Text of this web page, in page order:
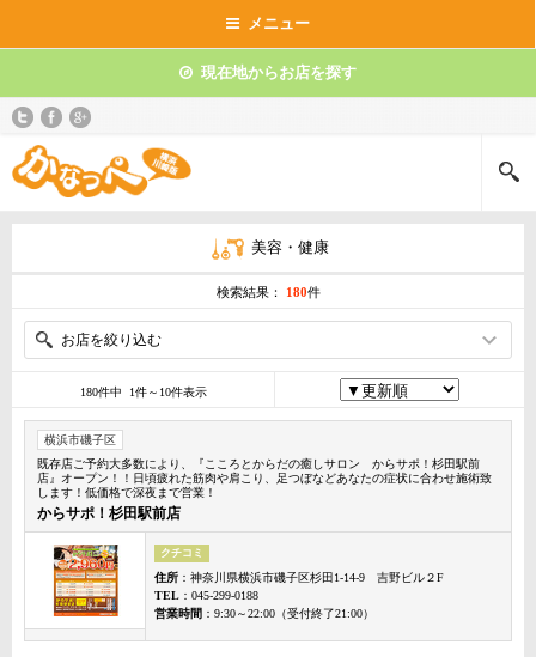
メニュー
現在地からお店を探す
美容・健康
検索結果： 180件
お店を絞り込む
180件中 1件～10件表示
横浜市磯子区
既存店ご予約大多数により、『こころとからだの癒しサロン からサポ！杉田駅前
店』オープン！！日頃疲れた筋肉や肩こり、足つぼなどあなたの症状に合わせ施術致
します！低価格で深夜まで営業！
からサポ！杉田駅前店
クチコミ
住所 ：神奈川県横浜市磯子区杉田1-14-9 吉野ビル２F
TEL ：045-299-0188
営業時間 ：9:30～22:00（受付終了21:00）